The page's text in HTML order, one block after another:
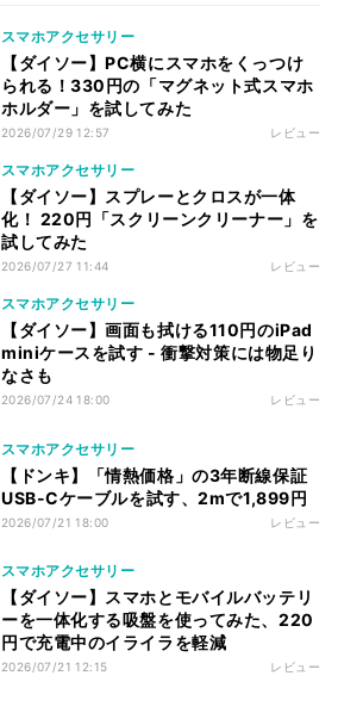
スマホアクセサリー
【ダイソー】PC横にスマホをくっつけ
られる！330円の「マグネット式スマホ
ホルダー」を試してみた
2026/07/29 12:57 レビュー
スマホアクセサリー
【ダイソー】スプレーとクロスが一体
化！ 220円「スクリーンクリーナー」を
試してみた
2026/07/27 11:44 レビュー
スマホアクセサリー
【ダイソー】画面も拭ける110円のiPad
miniケースを試す - 衝撃対策には物足り
なさも
2026/07/24 18:00 レビュー
スマホアクセサリー
【ドンキ】「情熱価格」の3年断線保証
USB-Cケーブルを試す、2mで1,899円
2026/07/21 18:00 レビュー
スマホアクセサリー
【ダイソー】スマホとモバイルバッテリ
ーを一体化する吸盤を使ってみた、220
円で充電中のイライラを軽減
2026/07/21 12:15 レビュー